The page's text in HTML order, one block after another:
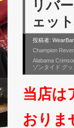
リバ
ェッ
投稿者:
Champion
Alabama
ゾンタイド グッ
当店は
おりま